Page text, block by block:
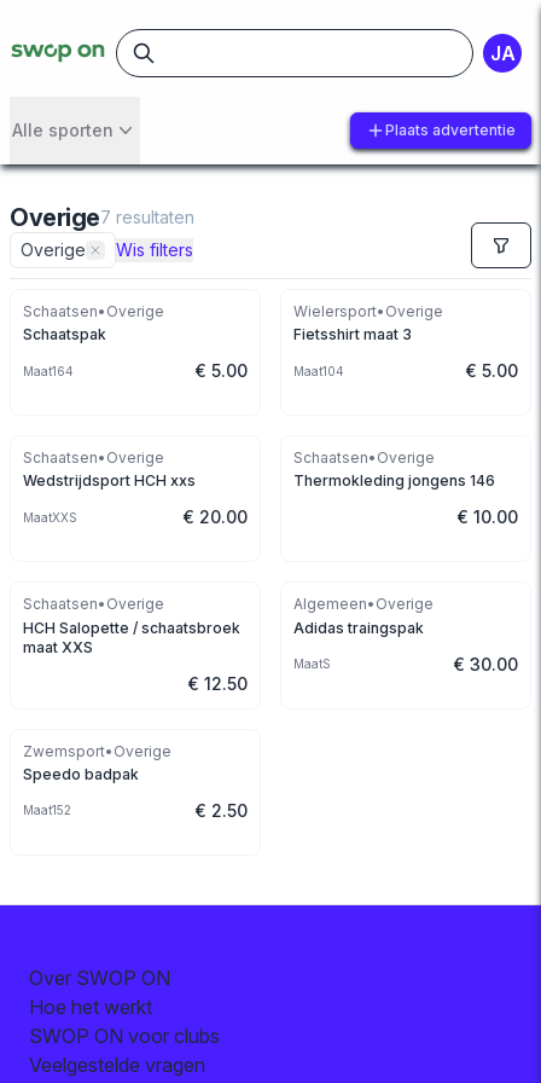
JA
Alle sporten Plaats advertentie
Overige7 resultaten
Overige
Wis filters
Schaatsen• Overige
Schaatspak
Maat164 € 5.00
Wielersport• Overige
Fietsshirt maat 3
Maat104 € 5.00
Schaatsen• Overige
Wedstrijdsport HCH xxs
MaatXXS € 20.00
Schaatsen• Overige
Thermokleding jongens 146
€ 10.00
Schaatsen• Overige
HCH Salopette / schaatsbroek
maat XXS
€ 12.50
Algemeen• Overige
Adidas traingspak
MaatS € 30.00
Zwemsport• Overige
Speedo badpak
Maat152 € 2.50
Over SWOP ON
Hoe het werkt
SWOP ON voor clubs
Veelgestelde vragen